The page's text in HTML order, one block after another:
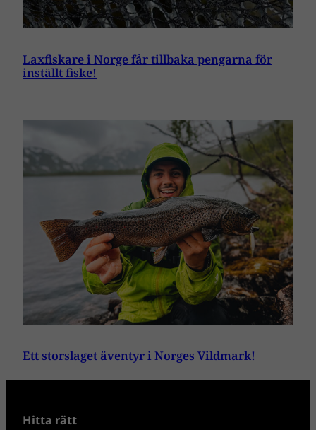
Laxfiskare i Norge får tillbaka pengarna för
inställt fiske!
Ett storslaget äventyr i Norges Vildmark!
Hitta rätt